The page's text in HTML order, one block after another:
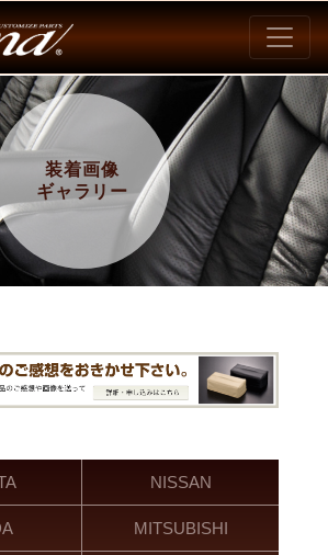
装着画像
ギャラリー
NISSAN
MITSUBISHI